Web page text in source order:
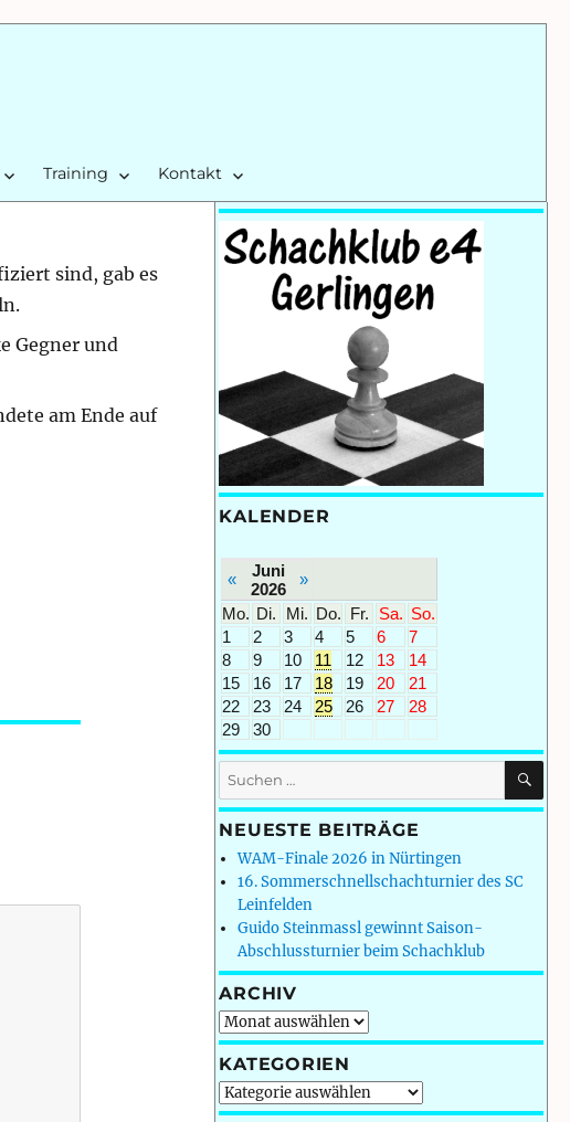
Training Kontakt
sind, gab es
Gegner und
am Ende auf
KALENDER
«
Juni
2026
»
Mo. Di. Mi. Do. Fr. Sa. So.
1
2 3 4 5 6
7
8
9 10 11 12 13
14
15
16 17 18 19 20
21
22
23 24 25 26 27
28
29
30
Suchen
nach:
NEUESTE BEITRÄGE
WAM-Finale 2026 in Nürtingen
16. Sommerschnellschachturnier des SC
Leinfelden
Guido Steinmassl gewinnt Saison-
Abschlussturnier beim Schachklub
ARCHIV
Archiv
KATEGORIEN
Kategorien